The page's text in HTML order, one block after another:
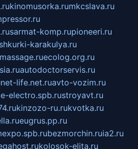
kinomusorka.rumkcslava.ru
sarmat-komp.rupioneeri.ru
shkurki-karakulya.ru
ecolog.org.ru
autodoctorservis.ru
net-life.net.ruavto-vozim.ru
electro.spb.rustroyavt.ru
kinzozo-ru.rukvotka.ru
eugrus.pp.ru
bezmorchin.ruia2.ru
kolosok-elita.ru